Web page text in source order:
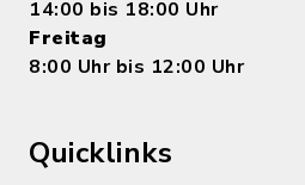
14:00 bis 18:00 Uhr
Freitag
8:00 Uhr bis 12:00 Uhr
Quicklinks